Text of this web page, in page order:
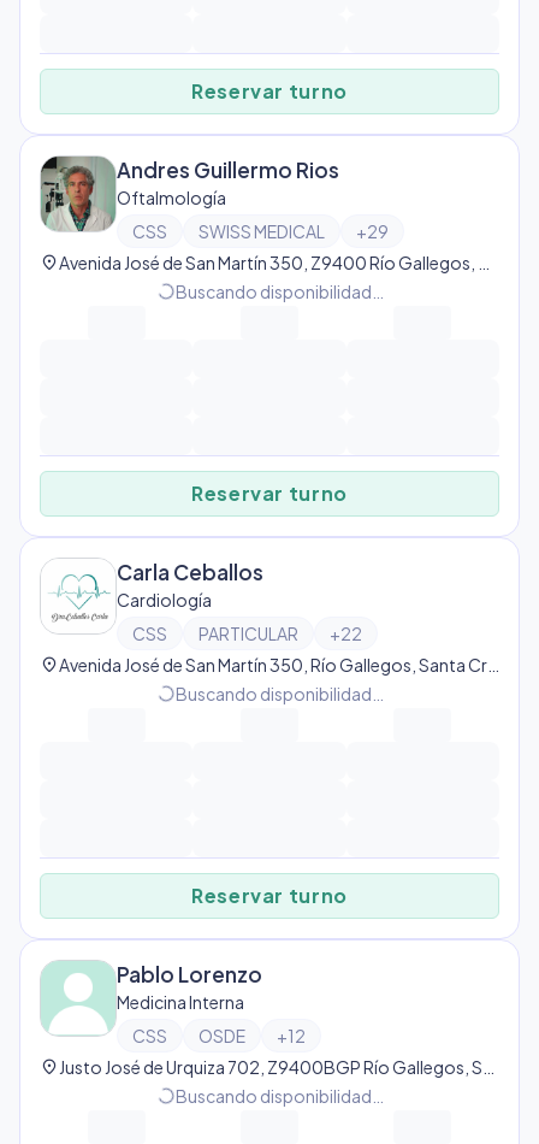
Reservar turno
Andres Guillermo Rios
Oftalmología
CSS
SWISS MEDICAL +29
location_on
progress_activityBuscando disponibilidad…
Reservar turno
Carla Ceballos
Cardiología
CSS
PARTICULAR +22
location_on
progress_activityBuscando disponibilidad…
Reservar turno
Pablo Lorenzo
Medicina Interna
CSS
OSDE +12
location_on
progress_activityBuscando disponibilidad…